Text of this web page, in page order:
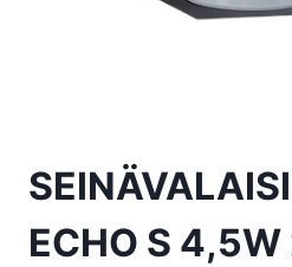
ECHO S 4,5W